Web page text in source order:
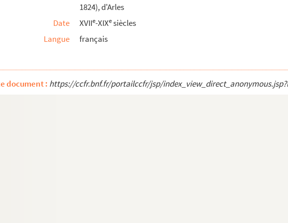
Tour d'Arles (1632-1685)
1698)
abbé de Montmajour d'Arles, d'une part, et Barth...
en l'église Sainte-Croix d'Arles et à l'hôpita...
Croix d'Arles et au chapitre Notre-Dame de V...
(1615-1785)
Martin d'Arles d'une part, et les hoirs de ...
d'Arles
au Grand prieuré de Saint-Gilles et Thomas d...
par J.F.A. Des Porcellets, de deux greniers à...
1824), d'Arles
Date
XVIIe-XIXesiècles
Langue
français
document : https://ccfr.bnf.fr/portailccfr/jsp/